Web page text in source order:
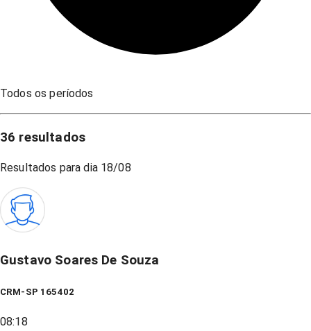
Todos os períodos
36 resultados
Resultados para dia 18/08
Gustavo Soares De Souza
CRM-SP 165402
08:18